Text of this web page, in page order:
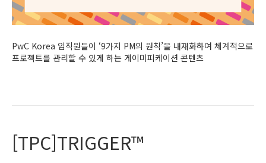
PwC Korea 임직원들이 ‘9가지 PM의 원칙’을 내재화하여 체계적으로
프로젝트를 관리할 수 있게 하는 게이미피케이션 콘텐츠
[TPC]TRIGGER™